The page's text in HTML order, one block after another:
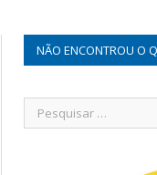
NÃO ENCONTROU O